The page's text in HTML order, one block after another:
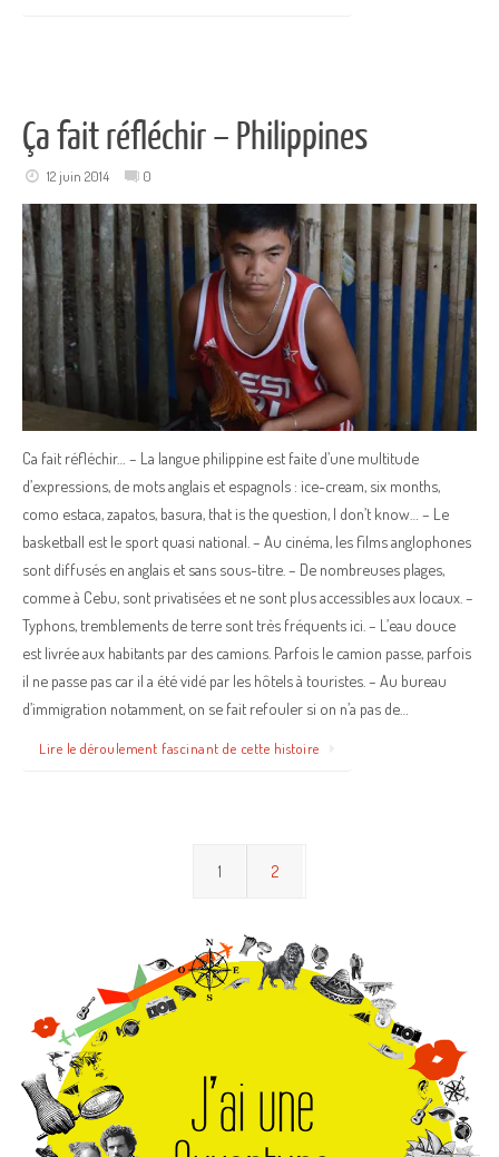
Ça fait réfléchir – Philippines
12 juin 2014 0
Ca fait réfléchir… – La langue philippine est faite d’une multitude
d’expressions, de mots anglais et espagnols : ice-cream, six months,
como estaca, zapatos, basura, that is the question, I don’t know… – Le
basketball est le sport quasi national. – Au cinéma, les films anglophones
sont diffusés en anglais et sans sous-titre. – De nombreuses plages,
comme à Cebu, sont privatisées et ne sont plus accessibles aux locaux. –
Typhons, tremblements de terre sont très fréquents ici. – L’eau douce
est livrée aux habitants par des camions. Parfois le camion passe, parfois
il ne passe pas car il a été vidé par les hôtels à touristes. – Au bureau
d’immigration notamment, on se fait refouler si on n’a pas de…
Lire le déroulement fascinant de cette histoire
1 2